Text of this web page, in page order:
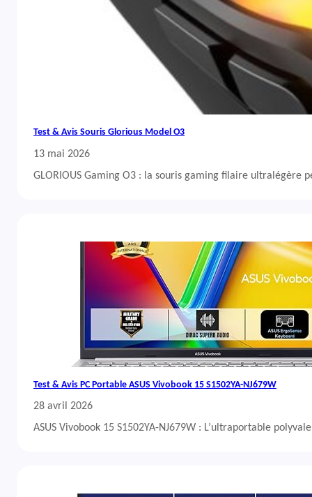
Test & Avis Souris Glorious Model O3
13 mai 2026
GLORIOUS Gaming O3 : la souris gaming filaire ultralégère
Test & Avis PC Portable ASUS Vivobook 15 S1502YA-NJ679W
28 avril 2026
ASUS Vivobook 15 S1502YA-NJ679W : L’ultraportable